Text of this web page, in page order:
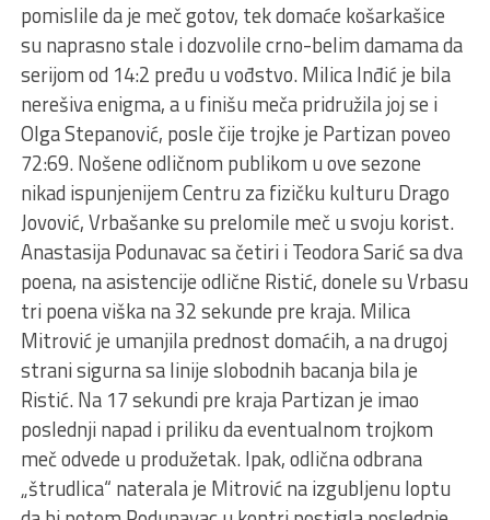
pomislile da je meč gotov, tek domaće košarkašice
su naprasno stale i dozvolile crno-belim damama da
serijom od 14:2 pređu u vođstvo. Milica Inđić je bila
nerešiva enigma, a u finišu meča pridružila joj se i
Olga Stepanović, posle čije trojke je Partizan poveo
72:69. Nošene odličnom publikom u ove sezone
nikad ispunjenijem Centru za fizičku kulturu Drago
Jovović, Vrbašanke su prelomile meč u svoju korist.
Anastasija Podunavac sa četiri i Teodora Sarić sa dva
poena, na asistencije odlične Ristić, donele su Vrbasu
tri poena viška na 32 sekunde pre kraja. Milica
Mitrović je umanjila prednost domaćih, a na drugoj
strani sigurna sa linije slobodnih bacanja bila je
Ristić. Na 17 sekundi pre kraja Partizan je imao
poslednji napad i priliku da eventualnom trojkom
meč odvede u produžetak. Ipak, odlična odbrana
„štrudlica“ naterala je Mitrović na izgubljenu loptu